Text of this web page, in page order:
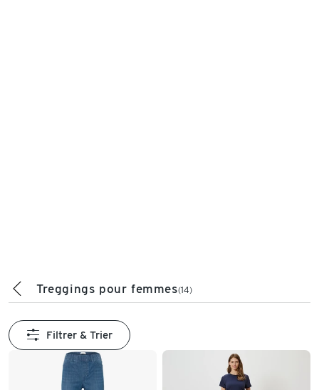
Treggings pour femmes(14)
Filtrer & Trier